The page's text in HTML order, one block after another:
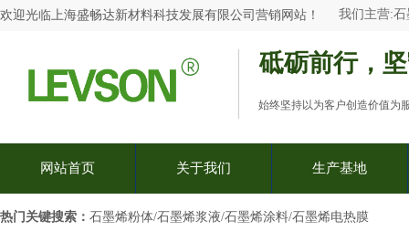
欢迎光临上海盛畅达新材料科技发展有限公司 营销网站 ！ 我们主营:石
砥砺前行，
始终坚持以为客户创造价值为
网站首页 关于我们 生产基地
热门关键搜索：​ 石墨烯粉体/石墨烯浆液/石墨烯涂料/石墨烯电热膜